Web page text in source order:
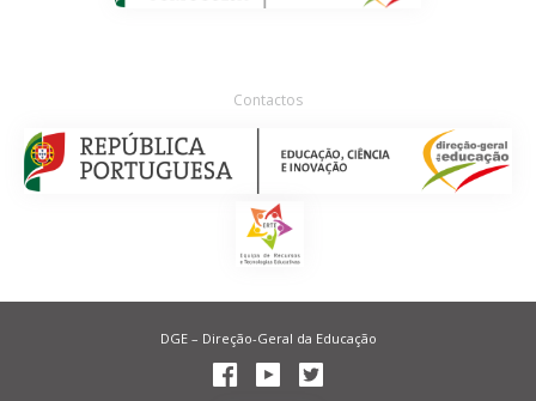
Contactos
DGE – Direção-Geral da Educação